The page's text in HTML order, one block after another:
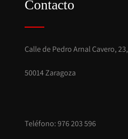
Contacto
Calle de Pedro Arnal Cavero, 23,
50014 Zaragoza
Teléfono:976 203 596